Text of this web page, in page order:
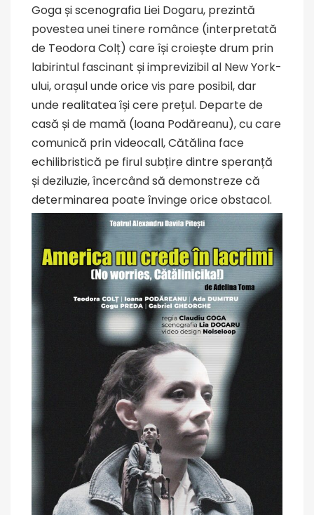
Goga și scenografia Liei Dogaru, prezintă
povestea unei tinere românce (interpretată
de Teodora Colț) care își croiește drum prin
labirintul fascinant și imprevizibil al New York-
ului, orașul unde orice vis pare posibil, dar
unde realitatea își cere prețul. Departe de
casă și de mamă (Ioana Podăreanu), cu care
comunică prin videocall, Cătălina face
echilibristică pe firul subțire dintre speranță
și deziluzie, încercând să demonstreze că
determinarea poate învinge orice obstacol.